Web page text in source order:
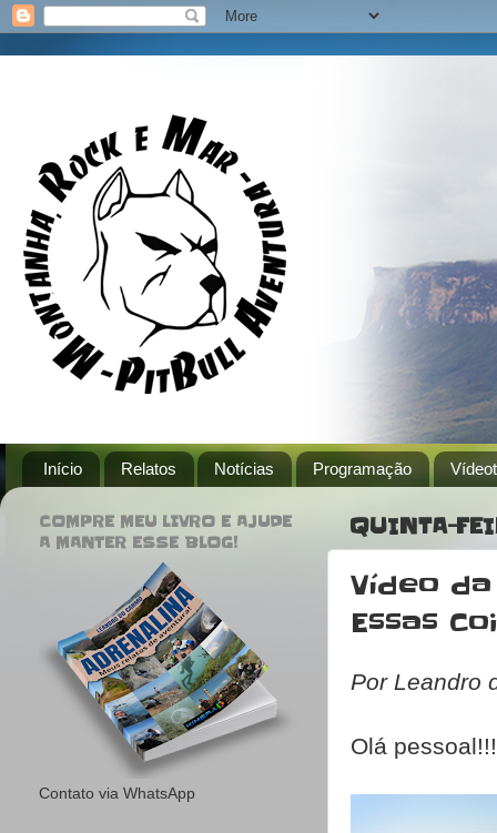
Início Relatos Notícias Programação
QUINTA-
Vídeo
Essas
Por Leandro
Olá pessoal!!!
COMPRE MEU LIVRO E AJUDE
A MANTER ESSE BLOG!
Contato via WhatsApp